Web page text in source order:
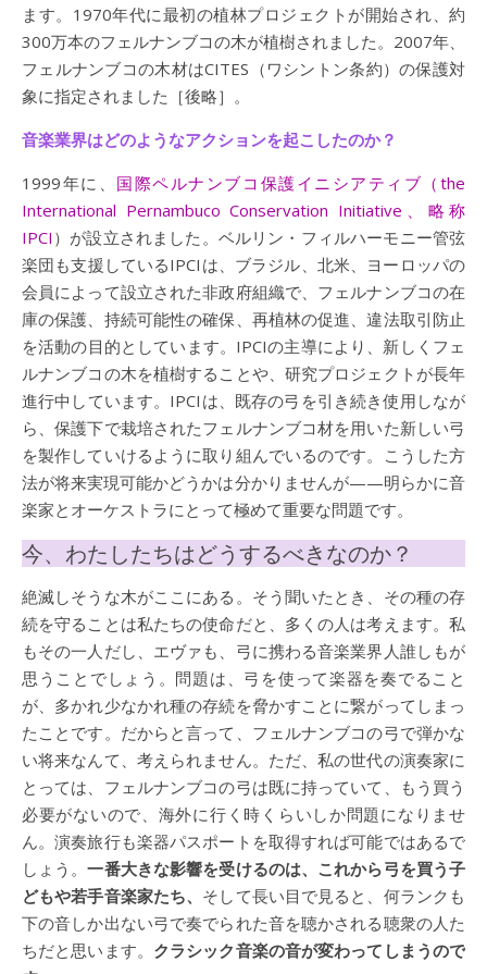
ます。1970年代に最初の植林プロジェクトが開始され、約
300万本のフェルナンブコの木が植樹されました。2007年、
フェルナンブコの木材はCITES（ワシントン条約）の保護対
象に指定されました［後略］。
音楽業界はどのようなアクションを起こしたのか？
1999年に、 国際ペルナンブコ保護イニシアティブ（the
International Pernambuco Conservation Initiative、略称
IPCI ）が設立されました。ベルリン・フィルハーモニー管弦
楽団も支援しているIPCIは、ブラジル、北米、ヨーロッパの
会員によって設立された非政府組織で、フェルナンブコの在
庫の保護、持続可能性の確保、再植林の促進、違法取引防止
を活動の目的としています。IPCIの主導により、新しくフェ
ルナンブコの木を植樹することや、研究プロジェクトが長年
進行中しています。IPCIは、既存の弓を引き続き使用しなが
ら、保護下で栽培されたフェルナンブコ材を用いた新しい弓
を製作していけるように取り組んでいるのです。こうした方
法が将来実現可能かどうかは分かりませんが——明らかに音
楽家とオーケストラにとって極めて重要な問題です。
今、わたしたちはどうするべきなのか？
絶滅しそうな木がここにある。そう聞いたとき、その種の存
続を守ることは私たちの使命だと、多くの人は考えます。私
もその一人だし、エヴァも、弓に携わる音楽業界人誰しもが
思うことでしょう。問題は、弓を使って楽器を奏でること
が、多かれ少なかれ種の存続を脅かすことに繋がってしまっ
たことです。だからと言って、フェルナンブコの弓で弾かな
い将来なんて、考えられません。ただ、私の世代の演奏家に
とっては、フェルナンブコの弓は既に持っていて、もう買う
必要がないので、海外に行く時くらいしか問題になりませ
ん。演奏旅行も楽器パスポートを取得すれば可能ではあるで
しょう。一番大きな影響を受けるのは、これから弓を買う子
どもや若手音楽家たち、 そして長い目で見ると、何ランクも
下の音しか出ない弓で奏でられた音を聴かされる聴衆の人た
ちだと思います。 クラシック音楽の音が変わってしまうので